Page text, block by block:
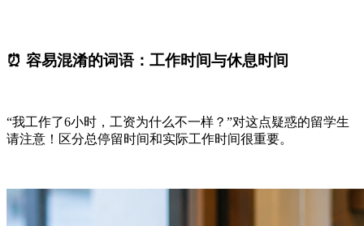
⏰ 容易混淆的词语：工作时间与休息时间
“我工作了6小时，工资为什么不一样？”对这点疑惑的留学生
请注意！区分总停留时间和实际工作时间很重要。